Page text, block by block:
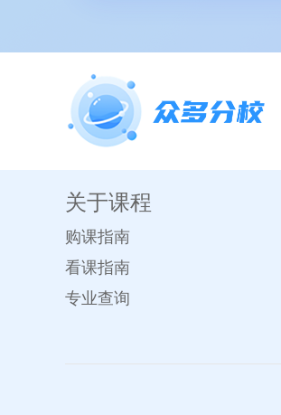
关于课程
购课指南
看课指南
专业查询